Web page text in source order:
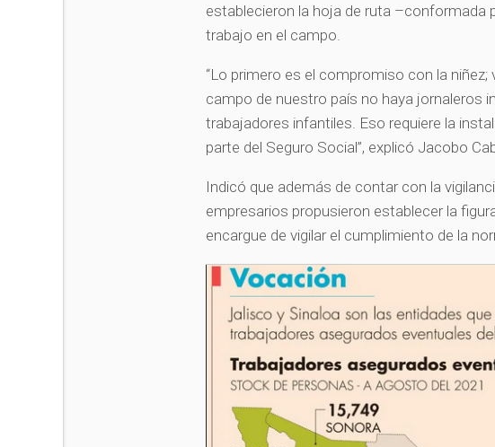
establecieron la hoja de ruta –conformada
trabajo en el campo.
“Lo primero es el compromiso con la
campo de nuestro país no haya jornaleros
trabajadores infantiles. Eso requiere la
parte del Seguro Social”, explicó Jacobo
Indicó que además de contar con la
empresarios propusieron establecer la
encargue de vigilar el cumplimiento de la